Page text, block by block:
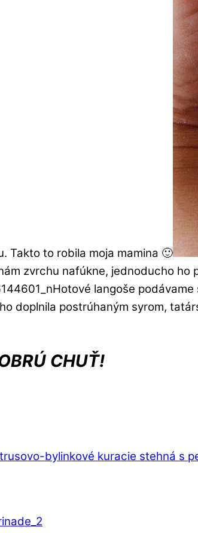
Takto to robila moja mamina 🙂
zvrchu nafúkne, jednoducho
Hotové langoše
doplnila postrúhaným syrom,
CHUŤ!
bylinkové kuracie stehná s